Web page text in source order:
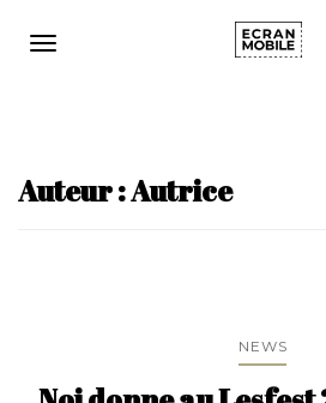
Ouvrir/fermer la navigation
Auteur :Autrice
NEWS